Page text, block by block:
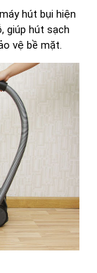
hút bụi hiện
giúp hút sạch
vệ bề mặt.